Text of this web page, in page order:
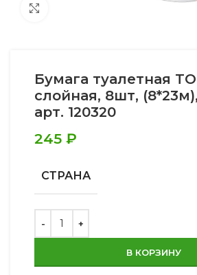
Бумага туалетная
слойная, 8шт,
арт. 120320
245 ₽
СТРАНА
В КОРЗИНУ